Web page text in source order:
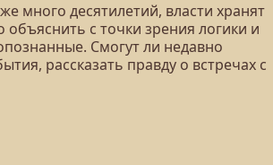
много десятилетий, власти хранят
с точки зрения логики и
Смогут ли недавно
рассказать правду о встречах с